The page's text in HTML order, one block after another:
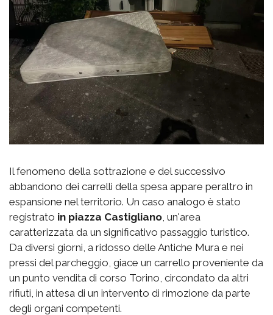
Il fenomeno della sottrazione e del successivo
abbandono dei carrelli della spesa appare peraltro in
espansione nel territorio. Un caso analogo è stato
registrato in piazza Castigliano , un'area
caratterizzata da un significativo passaggio turistico.
Da diversi giorni, a ridosso delle Antiche Mura e nei
pressi del parcheggio, giace un carrello proveniente da
un punto vendita di corso Torino, circondato da altri
rifiuti, in attesa di un intervento di rimozione da parte
degli organi competenti.